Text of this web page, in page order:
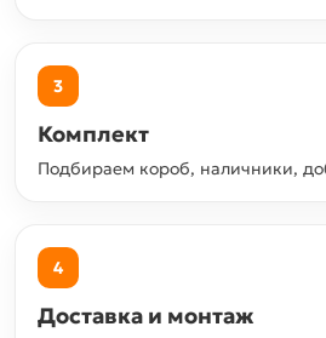
3
Комплект
Подбираем короб, наличники,
4
Доставка и монтаж